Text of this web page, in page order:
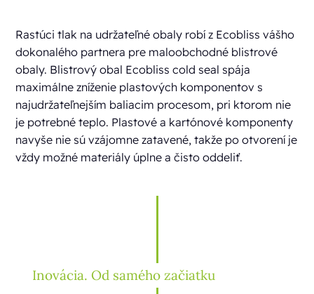
Rastúci tlak na udržateľné obaly robí z Ecobliss vášho
dokonalého partnera pre maloobchodné blistrové
obaly. Blistrový obal Ecobliss cold seal spája
maximálne zníženie plastových komponentov s
najudržateľnejším baliacim procesom, pri ktorom nie
je potrebné teplo. Plastové a kartónové komponenty
navyše nie sú vzájomne zatavené, takže po otvorení je
vždy možné materiály úplne a čisto oddeliť.
Inovácia. Od samého začiatku